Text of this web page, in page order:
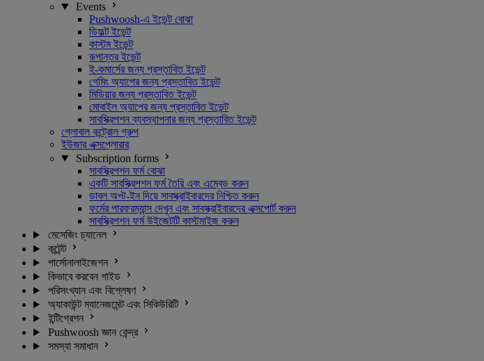
Events
Pushwoosh-এ ইভেন্ট বোঝা
ডিফল্ট ইভেন্ট
কাস্টম ইভেন্ট
রূপান্তর ইভেন্ট
ই-কমার্সের জন্য প্রস্তাবিত ইভেন্ট
গেমিং অ্যাপের জন্য প্রস্তাবিত ইভেন্ট
মিডিয়ার জন্য প্রস্তাবিত ইভেন্ট
মোবাইল অ্যাপের জন্য প্রস্তাবিত ইভেন্ট
সাবস্ক্রিপশন ব্যবস্থাপনার জন্য প্রস্তাবিত ইভেন্ট
গ্লোবাল কন্ট্রোল গ্রুপ
ইউজার এক্সপ্লোরার
Subscription forms
সাবস্ক্রিপশন ফর্ম বোঝা
একটি সাবস্ক্রিপশন ফর্ম তৈরি এবং এম্বেড করুন
ডাবল অপ্ট-ইন দিয়ে সাবস্ক্রাইবারদের নিশ্চিত করুন
ফর্মের পারফরম্যান্স দেখুন এবং সাবস্ক্রাইবারদের এক্সপোর্ট করুন
সাবস্ক্রিপশন ফর্ম উইজেটটি কাস্টমাইজ করুন
মেসেজিং চ্যানেল
কন্টেন্ট
পার্সোনালাইজেশন
কিভাবে করবেন গাইড
পরিসংখ্যান এবং বিশ্লেষণ
অ্যাকাউন্ট ম্যানেজমেন্ট এবং সিকিউরিটি
ইন্টিগ্রেশন
Pushwoosh জ্ঞান কেন্দ্র
সমস্যা সমাধান